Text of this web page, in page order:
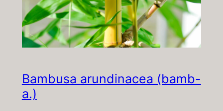
Bambusa arundinacea (bamb-
a.)